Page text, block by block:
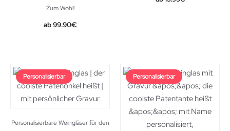
Zum Wohl!
99.90€
Personalisierbar
Personalisierbare Weingläser für den
Personalisierbar